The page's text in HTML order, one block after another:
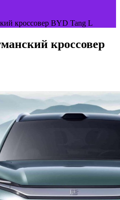
кроссовер BYD Tang L
кроссовер